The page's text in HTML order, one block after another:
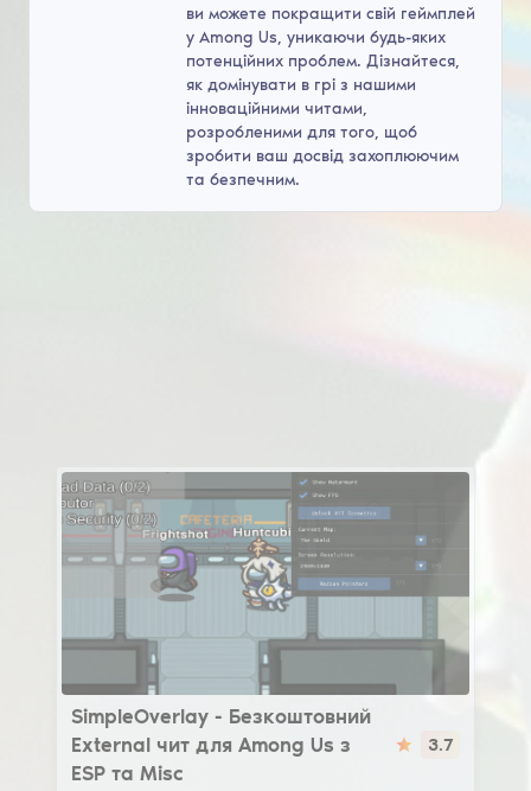
ви можете покращити свій геймплей
у Among Us, уникаючи будь-яких
потенційних проблем. Дізнайтеся,
як домінувати в грі з нашими
інноваційними читами,
розробленими для того, щоб
зробити ваш досвід захоплюючим
та безпечним.
SimpleOverlay
SimpleOverlay - Безкоштовний
External чит для Among Us з
ESP та Misc
3.7